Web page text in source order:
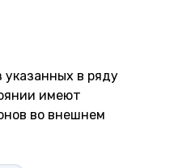
в ряду
имеют
во внешнем